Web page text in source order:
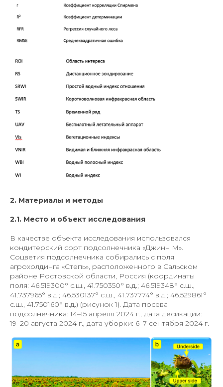
2. Материалы и методы
2.1. Место и объект исследования
В качестве объекта исследования использовался
кондитерский сорт подсолнечника «Джинн М».
Соцветия подсолнечника собирались с поля
агрохолдинга «Степь», расположенного в Сальском
районе Ростовской области, Россия (координаты
поля: 46.519300° с.ш., 41.750350° в.д.; 46.519348° с.ш.,
41.737965° в.д.; 46.530137° с.ш., 41.737774° в.д.; 46.529861°
с.ш., 41.750160° в.д.) (рисунок 1). Дата посева
подсолнечника: 14–15 апреля 2024 г., дата десикации:
19–20 августа 2024 г., дата уборки: 6–7 сентября 2024 г.